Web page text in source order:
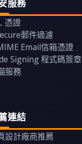
服務
憑證
郵件過濾
Email信箱憑證
Signing 程式碼簽章
服務
連結
設計廠商推薦